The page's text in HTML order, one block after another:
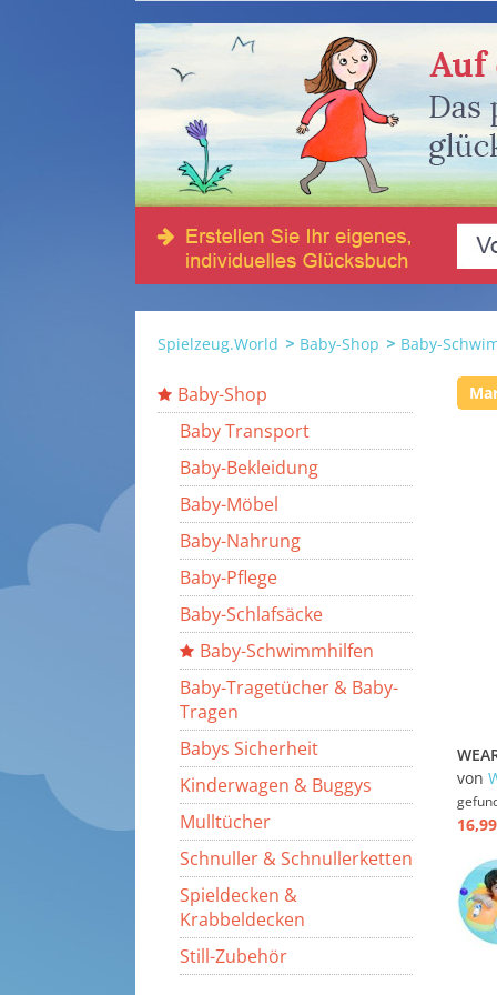
Spielzeug.World Baby-Shop Baby-
Baby-Shop
Baby Transport
Baby-Bekleidung
Baby-Möbel
Baby-Nahrung
Baby-Pflege
Baby-Schlafsäcke
Baby-Schwimmhilfen
Baby-Tragetücher & Baby-
Tragen
Babys Sicherheit
Kinderwagen & Buggys
Mulltücher
Schnuller & Schnullerketten
Spieldecken &
Krabbeldecken
Still-Zubehör
von